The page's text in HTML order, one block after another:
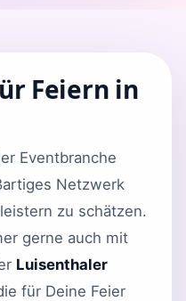
Feiern in
Eventbranche
Netzwerk
zu schätzen.
gerne auch mit
Luisenthaler
für Deine Feier